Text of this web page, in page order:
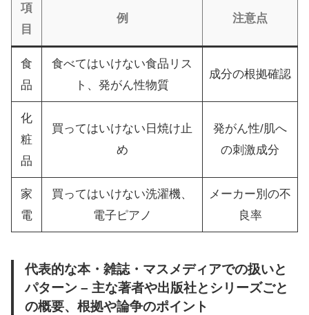
項
目
例 注意点
食
品
食べてはいけない食品リス
ト、発がん性物質
成分の根拠確認
化
粧
品
買ってはいけない日焼け止
め
発がん性/肌へ
の刺激成分
家
電
買ってはいけない洗濯機、
電子ピアノ
メーカー別の不
良率
代表的な本・雑誌・マスメディアでの扱いと
パターン – 主な著者や出版社とシリーズごと
の概要、根拠や論争のポイント